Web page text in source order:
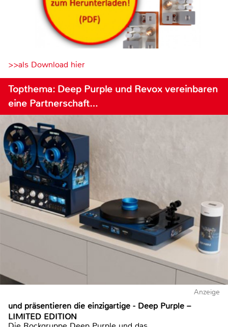
>>als Download hier
Topthema: Deep Purple und Revox vereinbaren
eine Partnerschaft…
Anzeige
und präsentieren die einzigartige - Deep Purple –
LIMITED EDITION